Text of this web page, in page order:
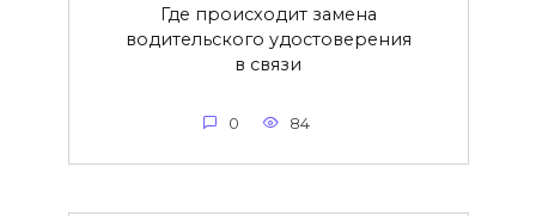
Где происходит замена
водительского удостоверения
в связи
0 84